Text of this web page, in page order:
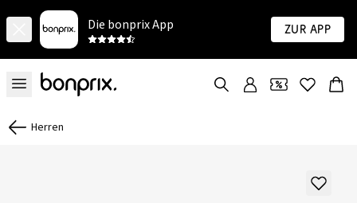
Die bonprix App Zur App
Herren